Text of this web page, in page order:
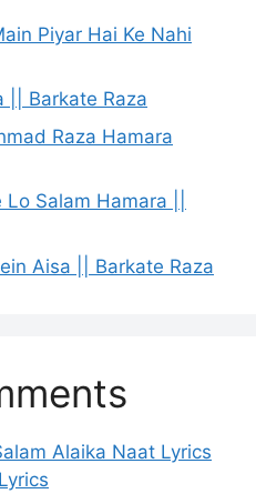
Piyar Hai Ke Nahi
|| Barkate Raza
Raza Hamara
Salam Hamara ||
Aisa || Barkate Raza
Alaika Naat Lyrics